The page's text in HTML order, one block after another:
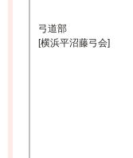
弓道部
[横浜平沼藤弓会]